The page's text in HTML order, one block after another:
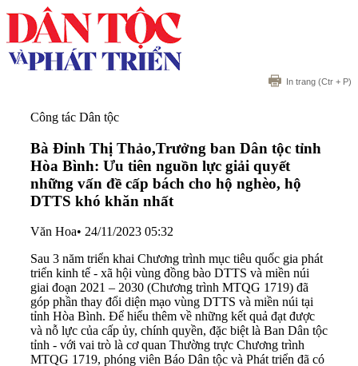
In trang (Ctr + P)
Công tác Dân tộc
Bà Đinh Thị Thảo,Trưởng ban Dân tộc tỉnh
Hòa Bình: Ưu tiên nguồn lực giải quyết
những vấn đề cấp bách cho hộ nghèo, hộ
DTTS khó khăn nhất
Văn Hoa• 24/11/2023 05:32
Sau 3 năm triển khai Chương trình mục tiêu quốc gia phát
triển kinh tế - xã hội vùng đồng bào DTTS và miền núi
giai đoạn 2021 – 2030 (Chương trình MTQG 1719) đã
góp phần thay đổi diện mạo vùng DTTS và miền núi tại
tỉnh Hòa Bình. Để hiểu thêm về những kết quả đạt được
và nỗ lực của cấp ủy, chính quyền, đặc biệt là Ban Dân tộc
tỉnh - với vai trò là cơ quan Thường trực Chương trình
MTQG 1719, phóng viên Báo Dân tộc và Phát triển đã có